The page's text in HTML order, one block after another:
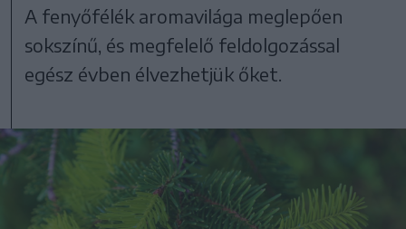
A fenyőfélék aromavilága meglepően
sokszínű, és megfelelő feldolgozással
egész évben élvezhetjük őket.